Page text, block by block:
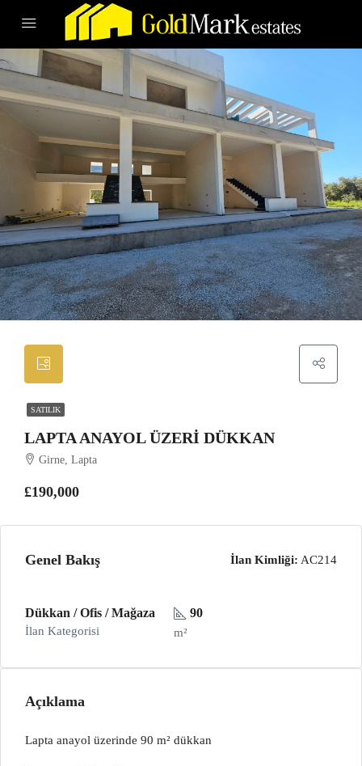
SATILIK
LAPTA ANAYOL ÜZERI DÜKKAN
Girne, Lapta
£190,000
Genel Bakış İlan Kimliği: AC214
Dükkan / Ofis / Mağaza
İlan Kategorisi
90
m²
Açıklama
Lapta anayol üzerinde 90 m² dükkan